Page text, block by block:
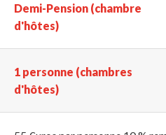
Demi-Pension (chambre
d'hôtes)
1 personne (chambres
d'hôtes)